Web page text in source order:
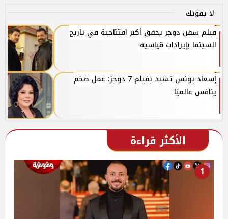
لا يفوتك
فيلم سفن دوجز يحقق أكبر افتتاحية في تاريخ
السينما بإيرادات قياسية
إسعاد يونس تشيد بفيلم 7 دوجز: عمل ضخم
ينافس عالميًا
الأكثر قراءة
1